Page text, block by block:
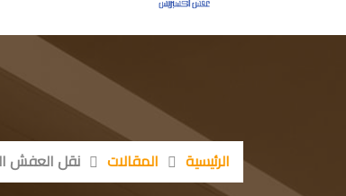
الرئيسية المقالات نقل العفش